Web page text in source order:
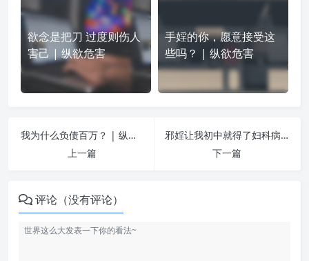
欲念是把刀 过度则伤人
害己 | 纵欲危害
手婬的你，愿意接受这
些吗？ | 纵欲危害
我为什么负债百万？ | 纵欲危害
上一篇
邪婬让我初中就得了妇科病 | 纵欲危害
下一篇
评论（没有评论）